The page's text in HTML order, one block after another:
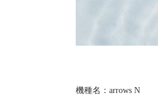
機種名：arrows N